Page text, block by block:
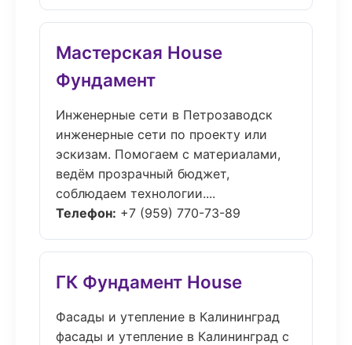
Мастерская House
Фундамент
Инженерные сети в Петрозаводск
инженерные сети по проекту или
эскизам. Помогаем с материалами,
ведём прозрачный бюджет,
соблюдаем технологии....
Телефон: +7 (959) 770-73-89
ГК Фундамент House
Фасады и утепление в Калининград
фасады и утепление в Калининград с